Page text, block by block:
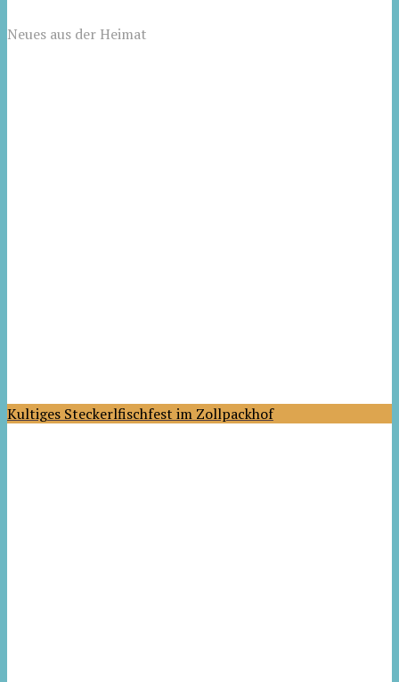
Neues aus der Heimat
Kultiges Steckerlfischfest im Zollpackhof